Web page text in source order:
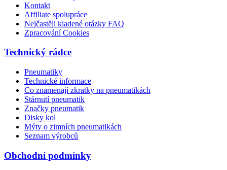
Kontakt
Affiliate spolupráce
Nejčastěji kladené otázky FAQ
Zpracování Cookies
Technický rádce
Pneumatiky
Technické informace
Co znamenají zkratky na pneumatikách
Stárnutí pneumatik
Značky pneumatik
Disky kol
Mýty o zimních pneumatikách
Seznam výrobců
Obchodní podmínky